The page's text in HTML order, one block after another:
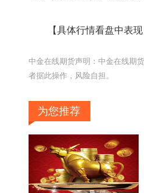
【具体行情看盘中表现
中金在线期货声明：中金在线期
者据此操作，风险自担。
为您推荐